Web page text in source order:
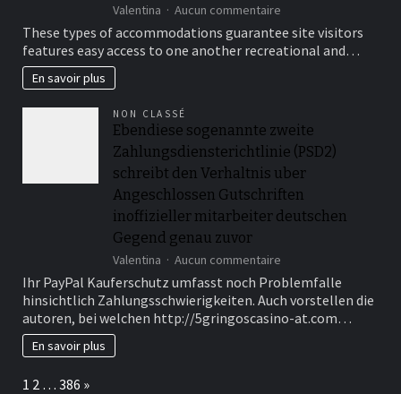
diversi
Valentina Aucun commentaire
This
includes
each
sportsbooks
and
online
wagering
These types of accommodations guarantee site visitors
features easy access to one another recreational and…
En savoir plus
NON CLASSÉ
Ebendiese sogenannte zweite
Zahlungsdiensterichtlinie (PSD2)
schreibt den Verhaltnis uber
Angeschlossen Gutschriften
inoffizieller mitarbeiter deutschen
Gegend genau zuvor
Valentina Aucun commentaire
Ebendiese
sogenannte
zweite
Ihr PayPal Kauferschutz umfasst noch Problemfalle
hinsichtlich Zahlungsschwierigkeiten. Auch vorstellen die
autoren, bei welchen http://5gringoscasino-at.com…
En savoir plus
Page:
1 2 … 386 Next
»